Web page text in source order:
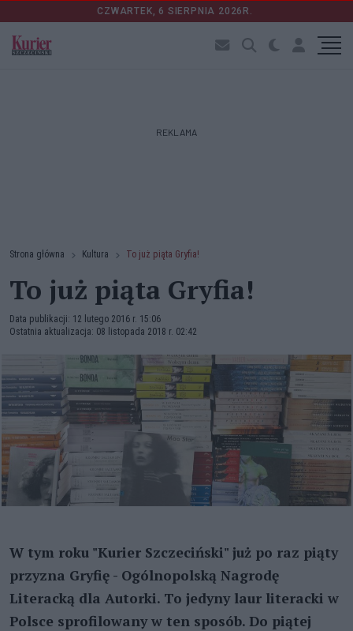
CZWARTEK, 6 SIERPNIA 2026R.
REKLAMA
Strona główna Kultura To już piąta Gryfia!
To już piąta Gryfia!
Data publikacji: 12 lutego 2016 r. 15:06
Ostatnia aktualizacja: 08 listopada 2018 r. 02:42
W tym roku "Kurier Szczeciński" już po raz piąty
przyzna Gryfię - Ogólnopolską Nagrodę
Literacką dla Autorki. To jedyny laur literacki w
Polsce sprofilowany w ten sposób. Do piątej